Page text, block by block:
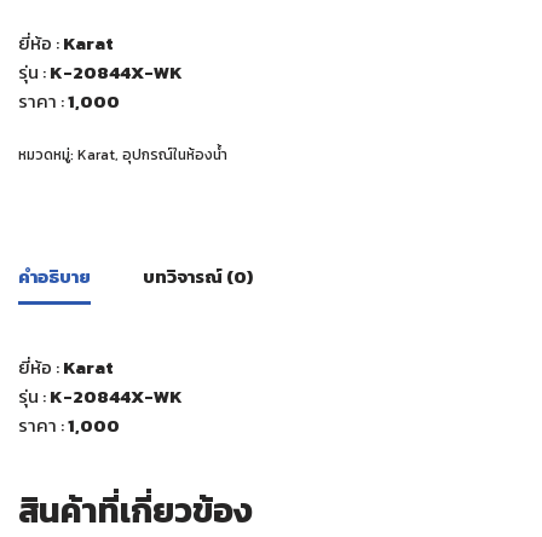
ยี่ห้อ :Karat
รุ่น :K-20844X-WK
ราคา :1,000
หมวดหมู่: Karat, อุปกรณ์ในห้องน้ำ
คำอธิบาย บทวิจารณ์ (0)
ยี่ห้อ :Karat
รุ่น :K-20844X-WK
ราคา :1,000
สินค้าที่เกี่ยวข้อง